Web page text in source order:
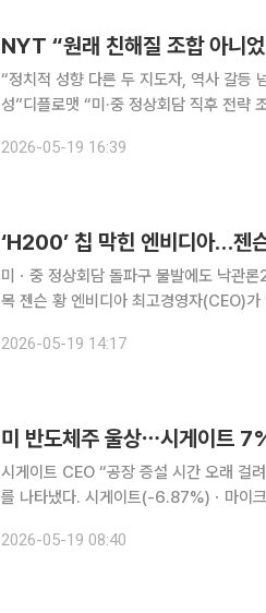
NYT “원래 친해질 조합 아니
“정치적 성향 다른 두 지도자, 역사 갈등
성”디플로맷 “미·중 정상회담 직후 전략 조율 움직임” 이재명 대통령과 다카
기와 미·중 패권 경쟁 속에서 안보·에너지
2026-05-19 16:39
‘H200’ 칩 막힌 엔비디아…젠
미ㆍ중 정상회담 돌파구 불발에도 낙관
목 젠슨 황 엔비디아 최고경영자(CEO)가 인공지능(AI) 칩의 대중국 수출 재개 가능성에 낙관론을
친 것이다. 이에 투자자들은 20일(현지시
2026-05-19 14:17
시게이트 CEO “공장 증설 시간 오래 걸려” 18일(현지시간) 뉴욕증시에서 반도체주가 일제히
를 나타냈다. 시게이트(-6.87%)ㆍ마이크론(-5.95%)ㆍ웨스턴디지털(-4.85%)ㆍ샌디스크
모리 칩 제조업체 시게이트의 데이브 모슬
2026-05-19 08:40